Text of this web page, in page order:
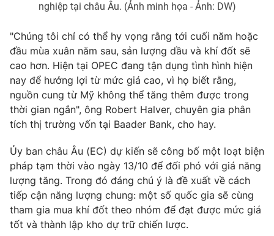
THỜI BÁO VTV
Cơ quan chủ quản:Đài Truyền hình Việt Nam
Cơ quan báo chí:Thời báo VTV
Giấy phép hoạt động báo in và báo điện tử số 483/GP-BTTTT
cấp ngày 29/12/2023
nghiệp tại châu Âu. (Ảnh minh họa - Ảnh: DW)
"Chúng tôi chỉ có thể hy vọng rằng tới cuối năm hoặc
đầu mùa xuân năm sau, sản lượng dầu và khí đốt sẽ
cao hơn. Hiện tại OPEC đang tận dụng tình hình hiện
nay để hưởng lợi từ mức giá cao, vì họ biết rằng,
nguồn cung từ Mỹ không thể tăng thêm được trong
thời gian ngắn", ông Robert Halver, chuyên gia phân
tích thị trường vốn tại Baader Bank, cho hay.
Ủy ban châu Âu (EC) dự kiến sẽ công bố một loạt biện
pháp tạm thời vào ngày 13/10 để đối phó với giá năng
lượng tăng. Trong đó đáng chú ý là đề xuất về cách
tiếp cận năng lượng chung: một số quốc gia sẽ cùng
tham gia mua khí đốt theo nhóm để đạt được mức giá
tốt và thành lập kho dự trữ chiến lược.